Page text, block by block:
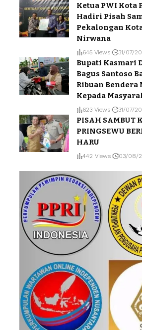
Ketua PWI Kota
Hadiri Pisah
Pekalongan
Nirwana
645 Views 31/07/
Bupati Kasmari
Bagus Santoso
Ribuan Bendera
Kepada
623 Views 31/07/
PISAH SAMBUT
PRINGSEWU
HARU
442 Views 03/08/